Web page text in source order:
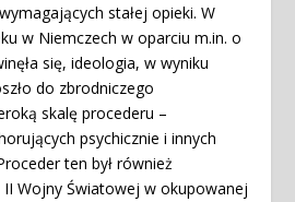
stałej opieki. W
w Niemczech w oparciu m.in. o
się, ideologia, w wyniku
do zbrodniczego
skalę procederu –
psychicznie i innych
ten był również
Wojny Światowej w okupowanej